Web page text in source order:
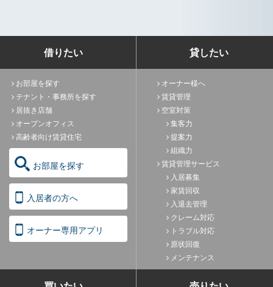
借りたい
お部屋を探す
テナント・事務所を探す
居抜き店舗
オープンオフィス
高齢者向け賃貸住宅
お部屋を探す
入居者の方へ
オーナー専用アプリ
貸したい
オーナー様へ
賃貸管理
空室対策
集客力
提案力
組織力
賃貸管理サービス
入居募集
家賃回収
入退去管理
クレーム対応
トラブル対応
原状回復
メンテナンス